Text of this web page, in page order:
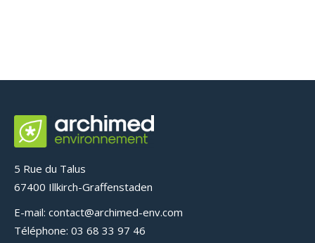
5 Rue du Talus
67400 Illkirch-Graffenstaden
E-mail: contact@archimed-env.com
Téléphone: 03 68 33 97 46